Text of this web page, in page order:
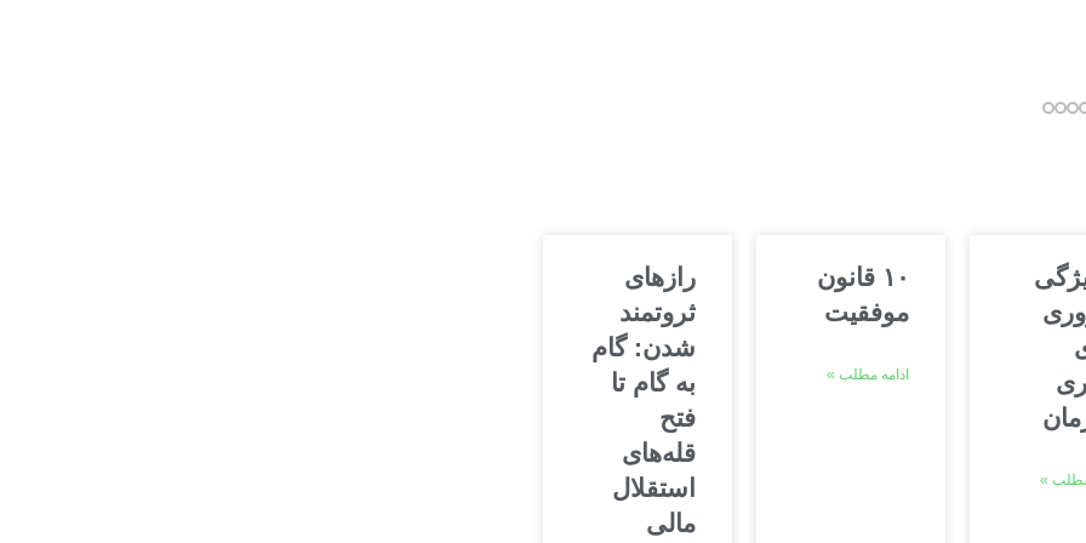
مطلب »
۱۰ قانون
موفقیت
ادامه مطلب »
رازهای
ثروتمند
شدن: گام
به گام تا
فتح
قله‌های
استقلال
مالی